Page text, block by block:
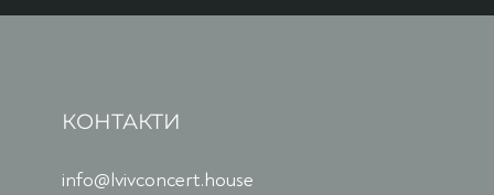
КОНТАКТИ
info@lvivconcert.house